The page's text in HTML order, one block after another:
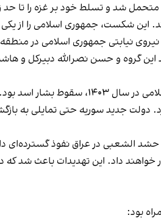
شد و تسلط خود بر غزه را تا حد
شکست، جمهوری اسلامی را از یکی
نیروی نیابتی جمهوری اسلامی در
این گروه و حسن نصرالله دبیرکل و
یکی از بزرگ‌ترین ضربات به جمهوری
دولت جدید سوریه حتی تمایلی به
خواهند داد. این تهدیدات باعث شد